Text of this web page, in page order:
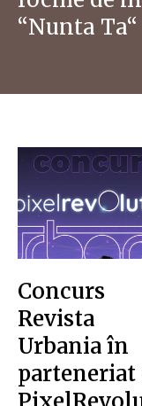
“Nunta Ta“
Concurs
Revista
Urbania în
parteneriat